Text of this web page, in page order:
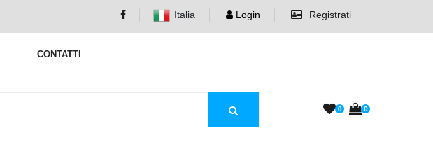
Italia Login Registrati
CONTATTI
0 0